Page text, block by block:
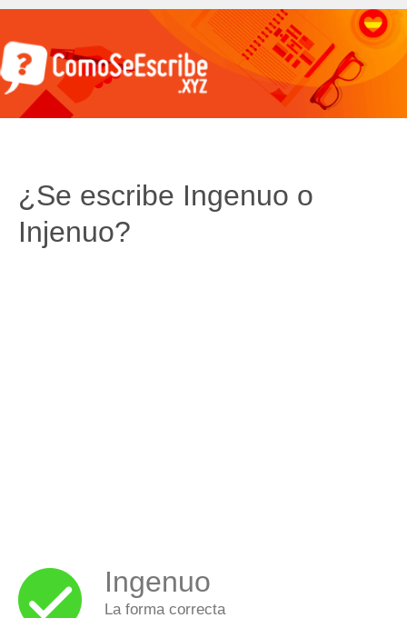
¿Se escribe Ingenuo o
Injenuo?
Ingenuo
La forma correcta